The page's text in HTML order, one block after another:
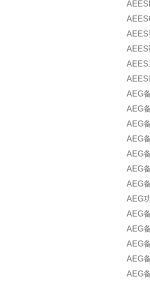
AEES
AEES
AEES
AEES
AEES
AEES
AEG
AEG
AEG
AEG
AEG
AEG
AEG
AEG
AEG
AEG
AEG
AEG
AEG